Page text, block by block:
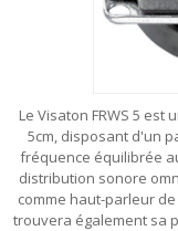
Le Visaton FRWS 5
5cm, disposant d'un
fréquence équilibrée
distribution sonore
comme haut-parleur
trouvera également sa